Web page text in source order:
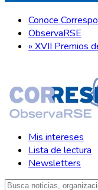
Conoce
ObservaRSE
» XVII Premios
Mis intereses
Lista de lectura
Newsletters